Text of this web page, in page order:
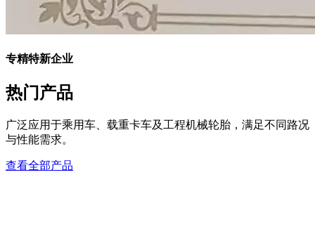
专精特新企业
热门产品
广泛应用于乘用车、载重卡车及工程机械轮胎，满足不同路况
与性能需求。
查看全部产品